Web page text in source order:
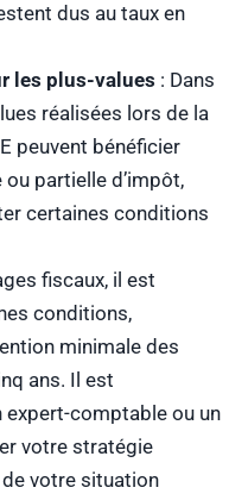
dus au taux en
les plus-values : Dans
réalisées lors de la
peuvent bénéficier
ou partielle d’impôt,
certaines conditions
fiscaux, il est
conditions,
minimale des
ans. Il est
comptable ou un
votre stratégie
votre situation